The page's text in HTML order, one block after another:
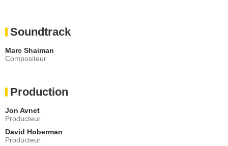
Soundtrack
Marc Shaiman
Compositeur
Production
Jon Avnet
Producteur
David Hoberman
Producteur